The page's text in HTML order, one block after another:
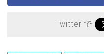
Twitter で